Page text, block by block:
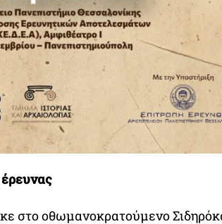
στο οθωμανοκρατούμενο